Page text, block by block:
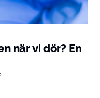
när vi dör? En